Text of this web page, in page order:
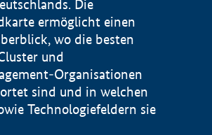
Die
ermöglicht einen
wo die besten
und
Organisationen
sind und in welchen
Technologiefeldern sie